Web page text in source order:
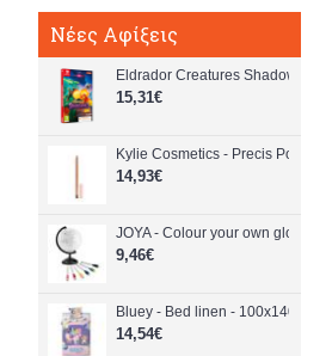
Νέες Αφίξεις
Eldrador Creatures Shadowfall
15,31€
Kylie Cosmetics - Precis Pout
14,93€
JOYA - Colour your own globe
9,46€
Bluey - Bed linen - 100x140,
14,54€